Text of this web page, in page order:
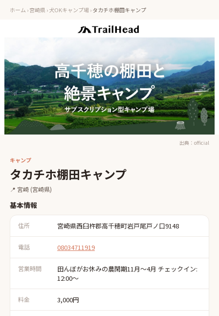
ホーム ›宮崎県›犬OKキャンプ場›タカチホ棚田キャンプ
出典： official
キャンプ
タカチホ棚田キャンプ
📍 宮崎 (宮崎県)
基本情報
住所 宮崎県西臼杵郡高千穂町岩戸尾戸ノ口9148
電話 08034711919
営業時間
田んぼがお休みの農閑期11月～4月 チェックイン:
12:00～
料金 3,000円